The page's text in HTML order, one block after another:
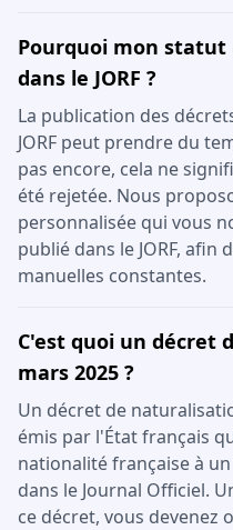
Pourquoi mon statut
dans le JORF ?
La publication des
JORF peut prendre du
pas encore, cela ne
été rejetée. Nous
personnalisée qui vous
publié dans le JORF, afin
manuelles constantes.
C'est quoi un décret
mars 2025 ?
Un décret de
émis par l'État français
nationalité française à
dans le Journal Officiel.
ce décret, vous devenez